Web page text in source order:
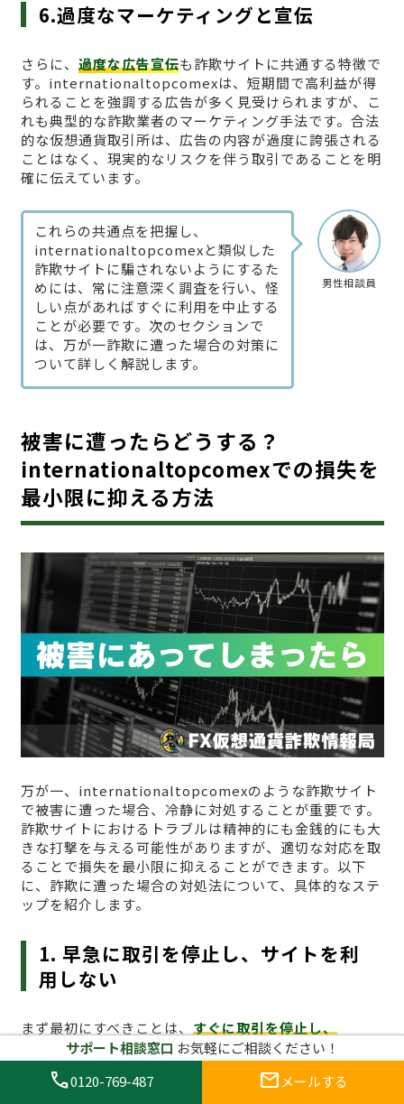
6.過度なマーケティングと宣伝
さらに、 過度な広告宣伝も詐欺サイトに共通する特徴で
す。internationaltopcomexは、短期間で高利益が得
られることを強調する広告が多く見受けられますが、こ
れも典型的な詐欺業者のマーケティング手法です。合法
的な仮想通貨取引所は、広告の内容が過度に誇張される
ことはなく、現実的なリスクを伴う取引であることを明
確に伝えています。
男性相談員
これらの共通点を把握し、
internationaltopcomexと類似した
詐欺サイトに騙されないようにするた
めには、常に注意深く調査を行い、怪
しい点があればすぐに利用を中止する
ことが必要です。次のセクションで
は、万が一詐欺に遭った場合の対策に
ついて詳しく解説します。
被害に遭ったらどうする？
internationaltopcomexでの損失を
最小限に抑える方法
万が一、internationaltopcomexのような詐欺サイト
で被害に遭った場合、冷静に対処することが重要です。
詐欺サイトにおけるトラブルは精神的にも金銭的にも大
きな打撃を与える可能性がありますが、適切な対応を取
ることで損失を最小限に抑えることができます。以下
に、詐欺に遭った場合の対処法について、具体的なステ
ップを紹介します。
1. 早急に取引を停止し、サイトを利
用しない
まず最初にすべきことは、 すぐに取引を停止し、
internationaltopcomexへのアクセスをやめること
す。詐欺サイトで取引を続けることは、さらに資金を失
うリスクを高めます。すでに資金を投入してしまった場
サポート相談窓口 お気軽にご相談ください！
call0120-769-487 mail メールする